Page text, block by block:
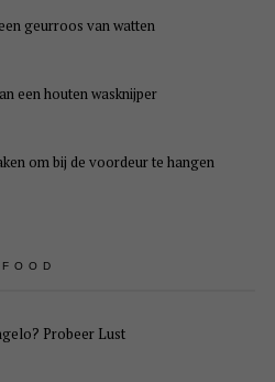
geurroos van watten
een houten wasknijper
om bij de voordeur te hangen
FOOD
Probeer Lust